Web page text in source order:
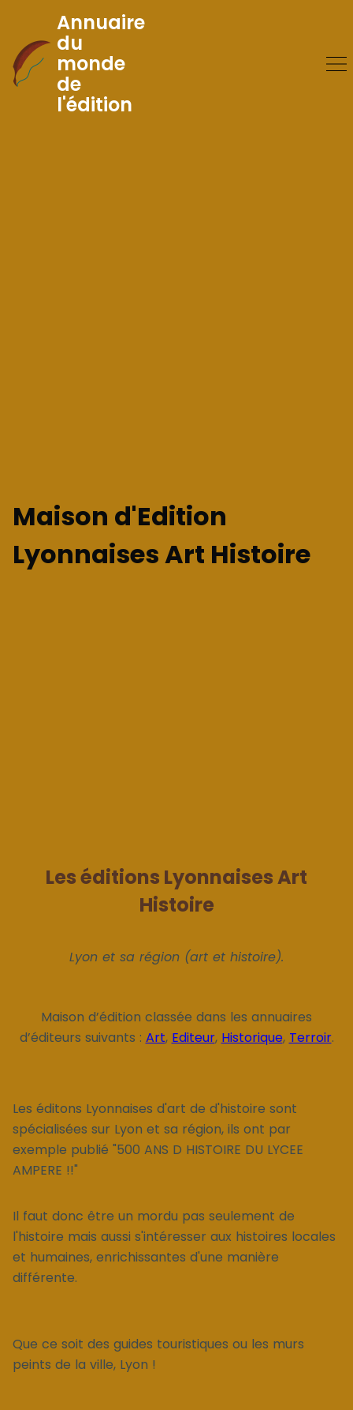
Skip
to
Content
Annuaire
du
monde
de
l'édition
Maison d'Edition
Lyonnaises Art Histoire
Les éditions Lyonnaises Art
Histoire
Lyon et sa région (art et histoire).
Maison d’édition classée dans les annuaires
d’éditeurs suivants : Art, Editeur, Historique, Terroir.
Les éditons Lyonnaises d'art de d'histoire sont
spécialisées sur Lyon et sa région, ils ont par
exemple publié "500 ANS D HISTOIRE DU LYCEE
AMPERE !!"
Il faut donc être un mordu pas seulement de
l'histoire mais aussi s'intéresser aux histoires locales
et humaines, enrichissantes d'une manière
différente.
Que ce soit des guides touristiques ou les murs
peints de la ville, Lyon !